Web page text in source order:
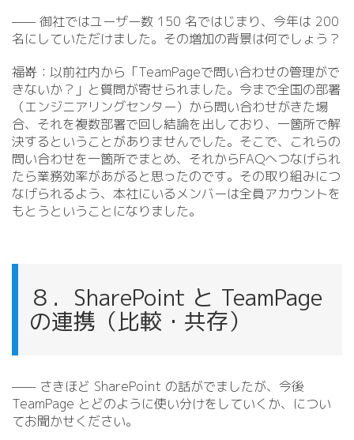
—— 御社ではユーザー数 150 名ではじまり、今年は 200
名にしていただけました。その増加の背景は何でしょう？
福嵜：以前社内から「TeamPageで問い合わせの管理がで
きないか？」と質問が寄せられました。今まで全国の部署
（エンジニアリングセンター）から問い合わせがきた場
合、それを複数部署で回し結論を出しており、一箇所で解
決するということがありませんでした。そこで、これらの
問い合わせを一箇所でまとめ、それからFAQへつなげられ
たら業務効率があがると思ったのです。その取り組みにつ
なげられるよう、本社にいるメンバーは全員アカウントを
もとうということになりました。
８．SharePoint と TeamPage
の連携（比較・共存）
—— さきほど SharePoint の話がでましたが、今後
TeamPage とどのように使い分けをしていくか、につい
てお聞かせください。